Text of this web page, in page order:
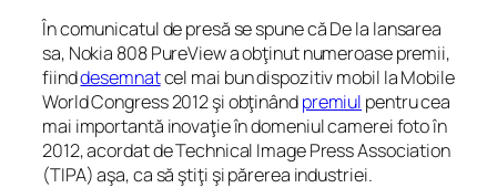
În comunicatul de presă se spune căDe la lansarea
sa, Nokia 808 PureView a obţinut numeroase premii,
fiinddesemnatcel mai bun dispozitiv mobil la Mobile
World Congress 2012 şi obţinândpremiul pentru cea
mai importantă inovaţie în domeniul camerei foto în
2012, acordat de Technical Image Press Association
(TIPA)aşa, ca să ştiţi şi părerea industriei.